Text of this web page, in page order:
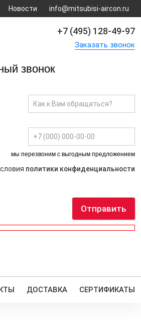
Новости info@mitsubisi-aircon.ru
+7 (495) 128-49-97
Заказать звонок
звонок
мы перезвоним с выгодным предложением
политики конфиденциальности
Отправить
ДОСТАВКА СЕРТИФИКАТЫ